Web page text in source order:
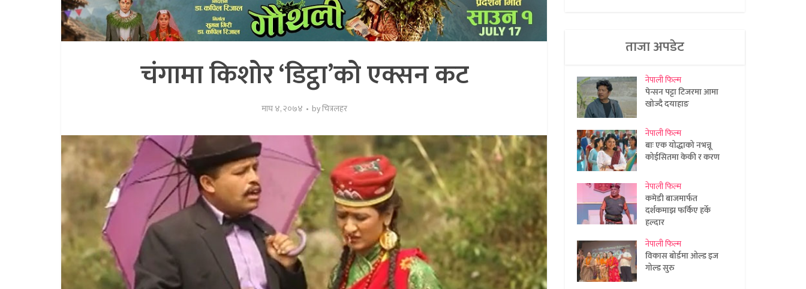
चंगामा किशोर ‘डिट्ठा’को एक्सन कट
माघ ४, २०७४ byचित्रलहर
ताजा अपडेट
नेपाली फिल्म
पेन्सन पट्टा टिजरमा आमा
खोज्दै दयाहाङ
नेपाली फिल्म
बाः एक योद्धाको नभन्नू
कोईसितमा केकी र करण
नेपाली फिल्म
कमेडी बाजमार्फत
दर्शकमाझ फर्किए हर्के
हल्दार
नेपाली फिल्म
विकास बोर्डमा ओल्ड इज
गोल्ड सुरु